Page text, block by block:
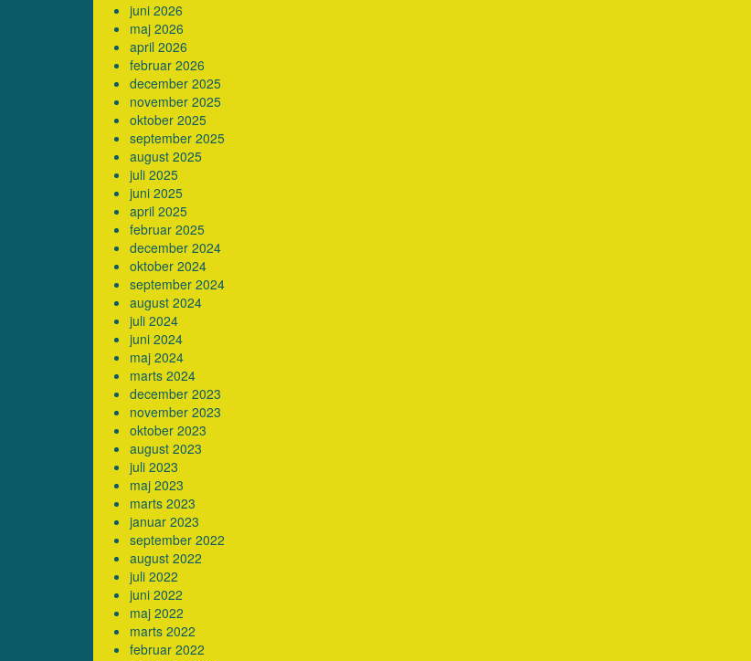
juni 2026
maj 2026
april 2026
februar 2026
december 2025
november 2025
oktober 2025
september 2025
august 2025
juli 2025
juni 2025
april 2025
februar 2025
december 2024
oktober 2024
september 2024
august 2024
juli 2024
juni 2024
maj 2024
marts 2024
december 2023
november 2023
oktober 2023
august 2023
juli 2023
maj 2023
marts 2023
januar 2023
september 2022
august 2022
juli 2022
juni 2022
maj 2022
marts 2022
februar 2022